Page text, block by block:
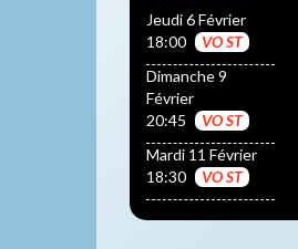
Jeudi 6 Février
18:00
VO ST
Dimanche 9
Février
20:45
VO ST
Mardi 11 Février
18:30
VO ST